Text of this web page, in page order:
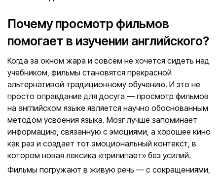
Почему просмотр фильмов
помогает в изучении английского?
Когда за окном жара и совсем не хочется сидеть над
учебником, фильмы становятся прекрасной
альтернативой традиционному обучению. И это не
просто оправдание для досуга — просмотр фильмов
на английском языке является научно обоснованным
методом усвоения языка. Мозг лучше запоминает
информацию, связанную с эмоциями, а хорошее кино
как раз и создает тот эмоциональный контекст, в
котором новая лексика «прилипает» без усилий.
Фильмы погружают в живую речь — с сокращениями,